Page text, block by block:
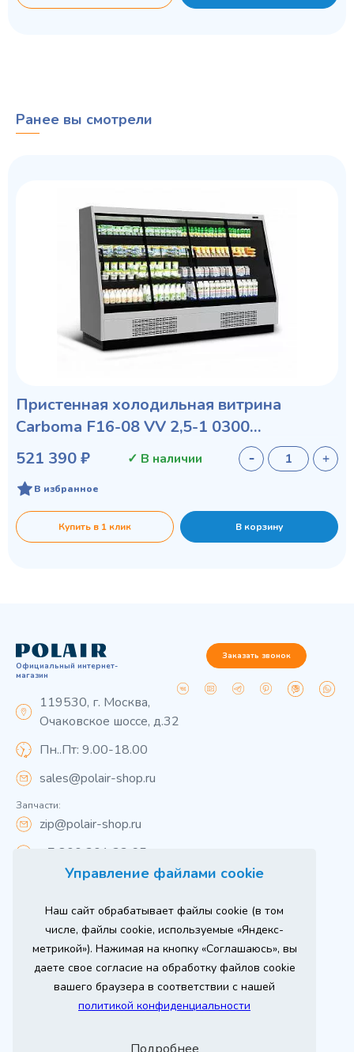
Управление файлами cookie
Наш сайт обрабатывает файлы cookie (в том
числе, файлы cookie, используемые «Яндекс-
метрикой»). Нажимая на кнопку «Соглашаюсь», вы
даете свое согласие на обработку файлов cookie
вашего браузера в соответствии с нашей
политикой конфиденциальности
Ранее вы смотрели
Пристенная холодильная витрина
Carboma F16-08 VV 2,5-1 0300
STANDARD фронт X1
521 390 ₽ ✓ В наличии
В избранное
Купить в 1 клик В корзину
Официальный интернет-
магазин
119530, г. Москва,
Очаковское шоссе, д.32
Пн..Пт: 9.00-18.00
sales@polair-shop.ru
Запчасти:
zip@polair-shop.ru
+7 800 301 33 65
Заказать звонок
Вся информация на сайте о товарах носит
справочный характер и не является публичной
офертой в соответствии с пунктом 2 статьи 437 ГК РФ.
Для получения подробной информации о наличии и
стоимости указанных товаров и (или) услуг,
пожалуйста, обращайтесь к менеджеру сайта по
телефону
При использовании материалов сайта ссылка